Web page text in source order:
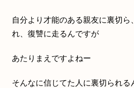
自分より才能のある親友に裏切ら
れ、復讐に走るんですが
あたりまえですよねー
そんなに信じてた人に裏切られる